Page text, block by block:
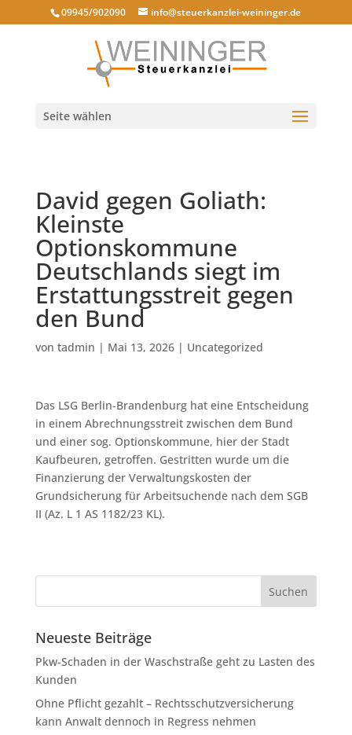
09945/902090 info@steuerkanzlei-weininger.de
Seite wählen
David gegen Goliath:
Kleinste
Optionskommune
Deutschlands siegt im
Erstattungsstreit gegen
den Bund
von tadmin | Mai 13, 2026| Uncategorized
Das LSG Berlin-Brandenburg hat eine Entscheidung
in einem Abrechnungsstreit zwischen dem Bund
und einer sog. Optionskommune, hier der Stadt
Kaufbeuren, getroffen. Gestritten wurde um die
Finanzierung der Verwaltungskosten der
Grundsicherung für Arbeitsuchende nach dem SGB
II (Az. L 1 AS 1182/23 KL).
Neueste Beiträge
Pkw-Schaden in der Waschstraße geht zu Lasten des
Kunden
Ohne Pflicht gezahlt – Rechtsschutzversicherung
kann Anwalt dennoch in Regress nehmen